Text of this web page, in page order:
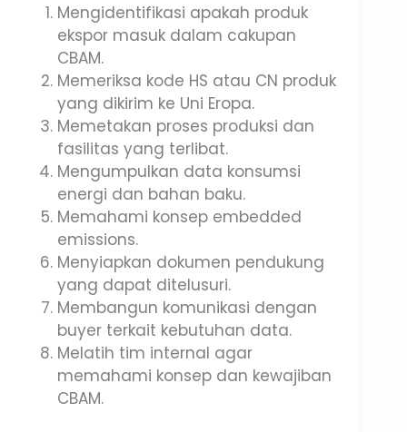
Mengidentifikasi apakah produk
ekspor masuk dalam cakupan
CBAM.
Memeriksa kode HS atau CN produk
yang dikirim ke Uni Eropa.
Memetakan proses produksi dan
fasilitas yang terlibat.
Mengumpulkan data konsumsi
energi dan bahan baku.
Memahami konsep embedded
emissions.
Menyiapkan dokumen pendukung
yang dapat ditelusuri.
Membangun komunikasi dengan
buyer terkait kebutuhan data.
Melatih tim internal agar
memahami konsep dan kewajiban
CBAM.